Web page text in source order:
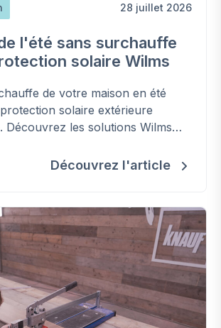
28 juillet 2026
l'été sans surchauffe
solaire Wilms
de votre maison en été
solaire extérieure
Découvrez les solutions Wilms
et préserver la
Découvrez l'article